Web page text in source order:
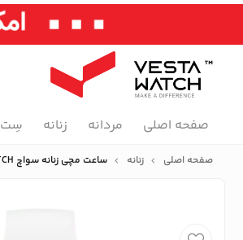
صفحه اصلی مردانه زنانه سِت
صفحه اصلی زنانه ساعت مچی زنانه سواچ SWATCH مدل SO31W104